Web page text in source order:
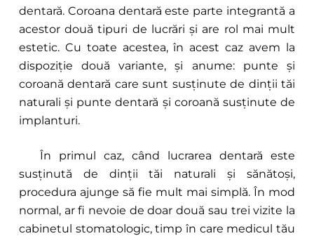
dentară. Coroana dentară este parte integrantă a
acestor două tipuri de lucrări și are rol mai mult
estetic. Cu toate acestea, în acest caz avem la
dispoziție două variante, și anume: punte și
coroană dentară care sunt susținute de dinții tăi
naturali și punte dentară și coroană susținute de
implanturi.
În primul caz, când lucrarea dentară este
susținută de dinții tăi naturali și sănătoși,
procedura ajunge să fie mult mai simplă. În mod
normal, ar fi nevoie de doar două sau trei vizite la
cabinetul stomatologic, timp în care medicul tău